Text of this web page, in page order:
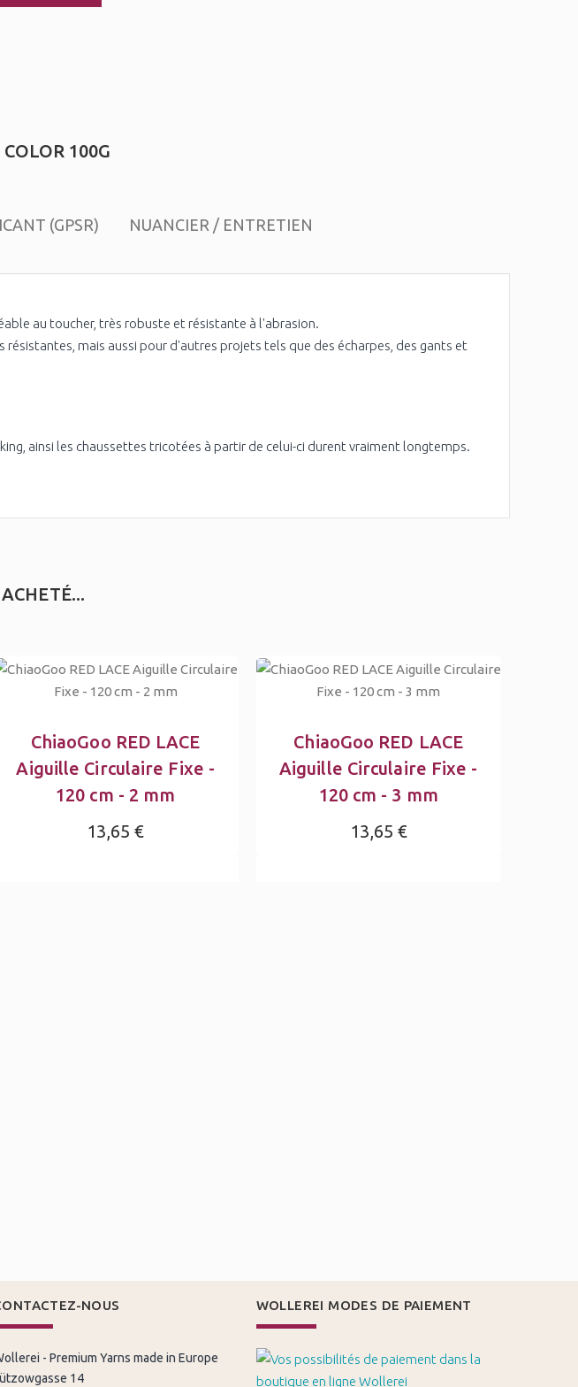
100G
(GPSR)
NUANCIER / ENTRETIEN
au toucher, très robuste et résistante à l'abrasion.
mais aussi pour d'autres projets tels que des écharpes, des gants et
ainsi les chaussettes tricotées à partir de celui-ci durent vraiment longtemps.
ChiaoGoo RED LACE
Aiguille Circulaire Fixe -
120 cm - 2 mm
13,65 €
ChiaoGoo RED LACE
Aiguille Circulaire Fixe -
120 cm - 3 mm
13,65 €
NOUS
- Premium Yarns made in Europe
14
WOLLEREI MODES DE PAIEMENT